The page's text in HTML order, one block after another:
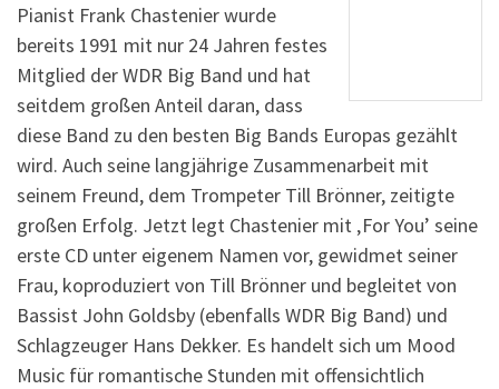
Pianist Frank Chastenier wurde
bereits 1991 mit nur 24 Jahren festes
Mitglied der WDR Big Band und hat
seitdem großen Anteil daran, dass
diese Band zu den besten Big Bands Europas gezählt
wird. Auch seine langjährige Zusammenarbeit mit
seinem Freund, dem Trompeter Till Brönner, zeitigte
großen Erfolg. Jetzt legt Chastenier mit ‚For You’ seine
erste CD unter eigenem Namen vor, gewidmet seiner
Frau, koproduziert von Till Brönner und begleitet von
Bassist John Goldsby (ebenfalls WDR Big Band) und
Schlagzeuger Hans Dekker. Es handelt sich um Mood
Music für romantische Stunden mit offensichtlich